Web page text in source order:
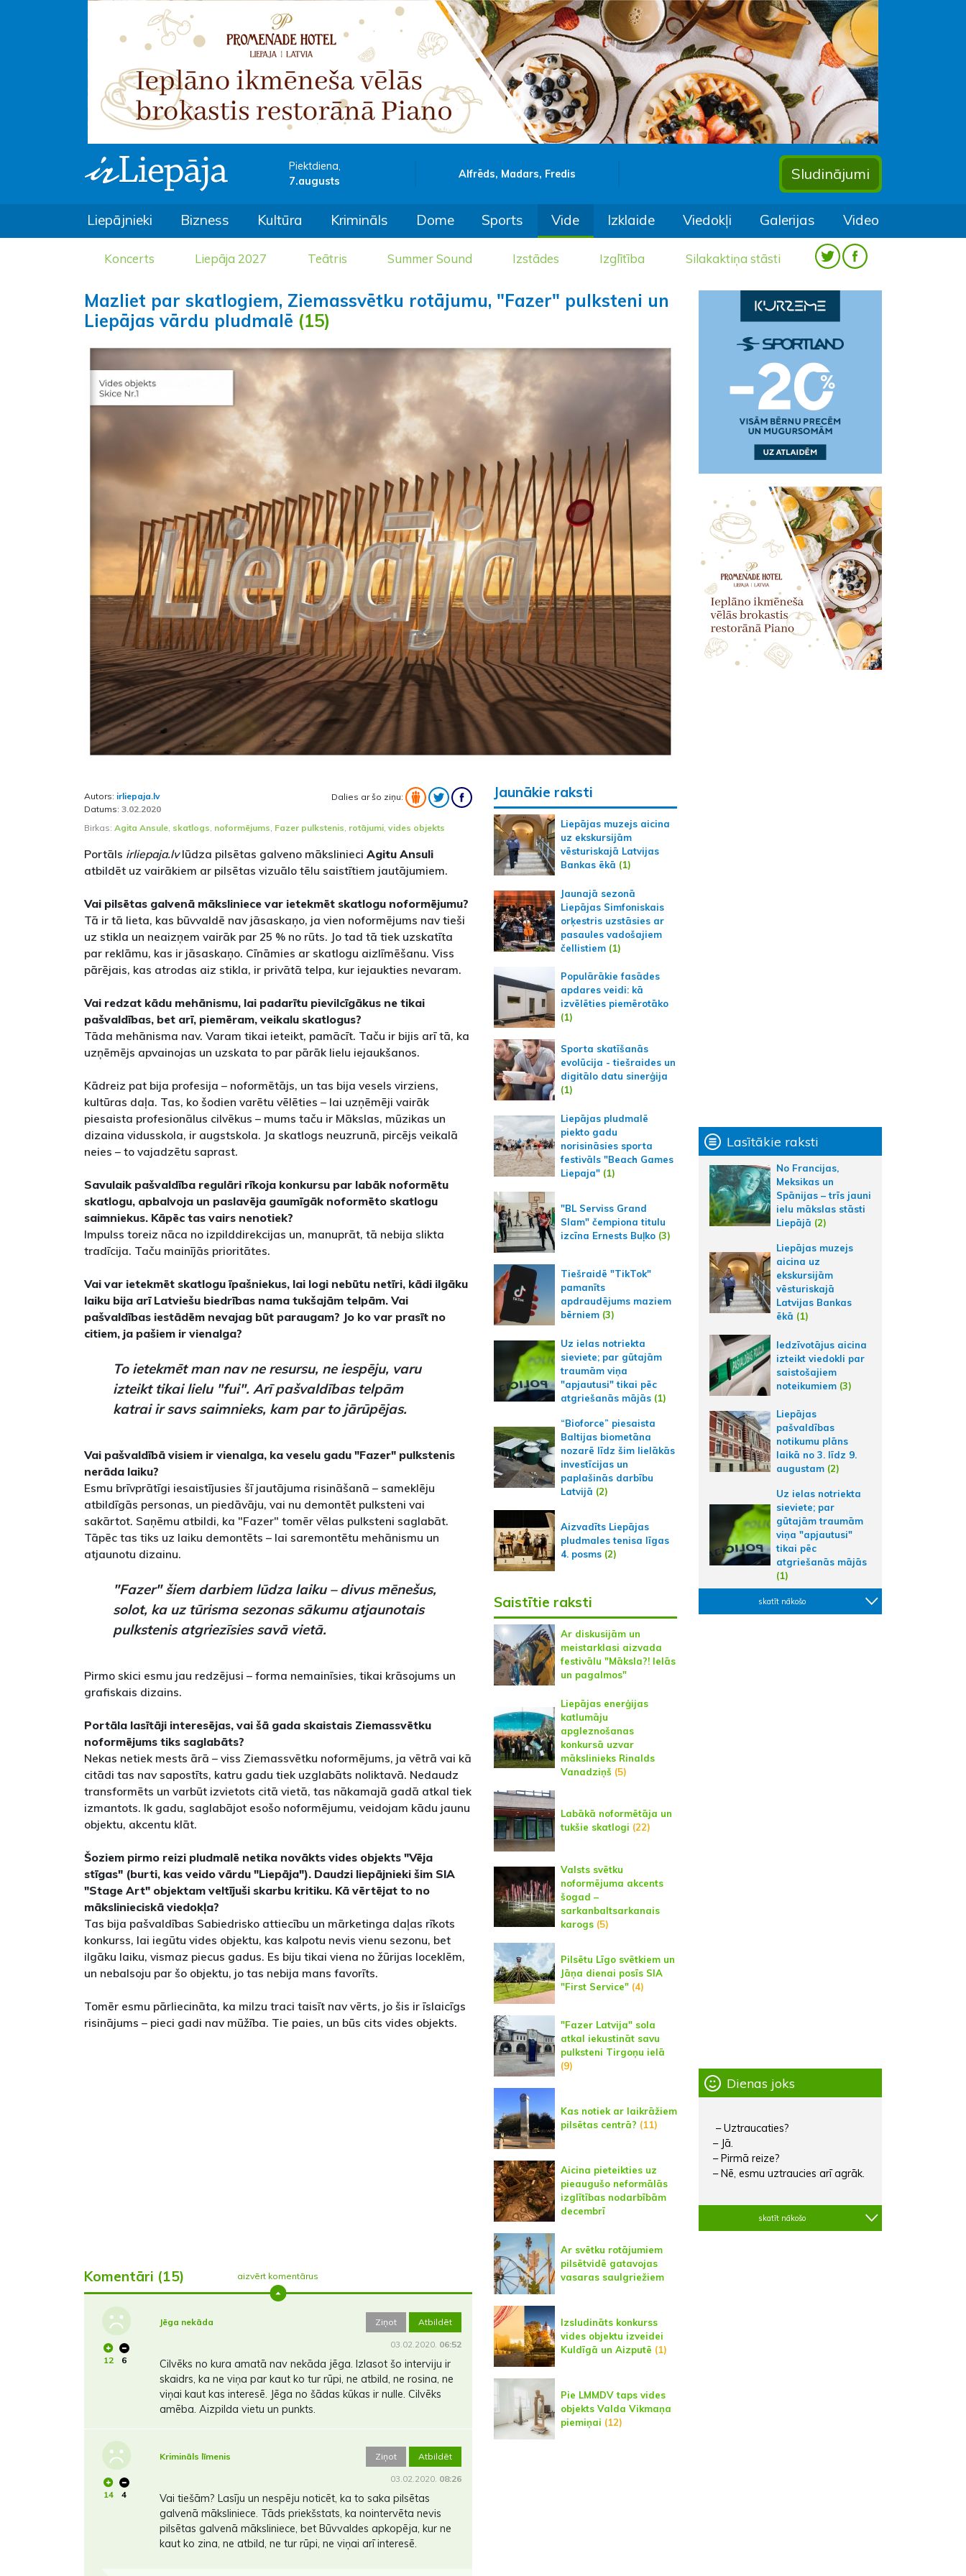
Piektdiena,
7.augusts
Alfrēds, Madars, Fredis Sludinājumi
Liepājnieki Bizness Kultūra Krimināls Dome Sports Vide Izklaide Viedokļi Galerijas Video
Koncerts Liepāja 2027 Teātris Summer Sound Izstādes Izglītība Silakaktiņa stāsti
Mazliet par skatlogiem, Ziemassvētku rotājumu, "Fazer" pulksteni un
Liepājas vārdu pludmalē (15)
Autors: irliepaja.lv
Datums: 3.02.2020
Dalies ar šo ziņu:
Birkas: Agita Ansule skatlogs noformējums Fazer pulkstenis rotājumi vides objekts
Portāls irliepaja.lvlūdza pilsētas galveno mākslinieci Agitu Ansuli
atbildēt uz vairākiem ar pilsētas vizuālo tēlu saistītiem jautājumiem.
Vai pilsētas galvenā māksliniece var ietekmēt skatlogu noformējumu?
Tā ir tā lieta, kas būvvaldē nav jāsaskaņo, ja vien noformējums nav tieši
uz stikla un neaizņem vairāk par 25 % no rūts. Jo tad tā tiek uzskatīta
par reklāmu, kas ir jāsaskaņo. Cīnāmies ar skatlogu aizlīmēšanu. Viss
pārējais, kas atrodas aiz stikla, ir privātā telpa, kur iejaukties nevaram.
Vai redzat kādu mehānismu, lai padarītu pievilcīgākus ne tikai
pašvaldības, bet arī, piemēram, veikalu skatlogus?
Tāda mehānisma nav. Varam tikai ieteikt, pamācīt. Taču ir bijis arī tā, ka
uzņēmējs apvainojas un uzskata to par pārāk lielu iejaukšanos.
Kādreiz pat bija profesija – noformētājs, un tas bija vesels virziens,
kultūras daļa. Tas, ko šodien varētu vēlēties – lai uzņēmēji vairāk
piesaista profesionālus cilvēkus – mums taču ir Mākslas, mūzikas un
dizaina vidusskola, ir augstskola. Ja skatlogs neuzrunā, pircējs veikalā
neies – to vajadzētu saprast.
Savulaik pašvaldība regulāri rīkoja konkursu par labāk noformētu
skatlogu, apbalvoja un paslavēja gaumīgāk noformēto skatlogu
saimniekus. Kāpēc tas vairs nenotiek?
Impulss toreiz nāca no izpilddirekcijas un, manuprāt, tā nebija slikta
tradīcija. Taču mainījās prioritātes.
Vai var ietekmēt skatlogu īpašniekus, lai logi nebūtu netīri, kādi ilgāku
laiku bija arī Latviešu biedrības nama tukšajām telpām. Vai
pašvaldības iestādēm nevajag būt paraugam? Jo ko var prasīt no
citiem, ja pašiem ir vienalga?
To ietekmēt man nav ne resursu, ne iespēju, varu
izteikt tikai lielu "fui". Arī pašvaldības telpām
katrai ir savs saimnieks, kam par to jārūpējas.
Vai pašvaldībā visiem ir vienalga, ka veselu gadu "Fazer" pulkstenis
nerāda laiku?
Esmu brīvprātīgi iesaistījusies šī jautājuma risināšanā – sameklēju
atbildīgās personas, un piedāvāju, vai nu demontēt pulksteni vai
sakārtot. Saņēmu atbildi, ka "Fazer" tomēr vēlas pulksteni saglabāt.
Tāpēc tas tiks uz laiku demontēts – lai saremontētu mehānismu un
atjaunotu dizainu.
"Fazer" šiem darbiem lūdza laiku – divus mēnešus,
solot, ka uz tūrisma sezonas sākumu atjaunotais
pulkstenis atgriezīsies savā vietā.
Pirmo skici esmu jau redzējusi – forma nemainīsies, tikai krāsojums un
grafiskais dizains.
Portāla lasītāji interesējas, vai šā gada skaistais Ziemassvētku
noformējums tiks saglabāts?
Nekas netiek mests ārā – viss Ziemassvētku noformējums, ja vētrā vai kā
citādi tas nav sapostīts, katru gadu tiek uzglabāts noliktavā. Nedaudz
transformēts un varbūt izvietots citā vietā, tas nākamajā gadā atkal tiek
izmantots. Ik gadu, saglabājot esošo noformējumu, veidojam kādu jaunu
objektu, akcentu klāt.
Šoziem pirmo reizi pludmalē netika novākts vides objekts "Vēja
stīgas" (burti, kas veido vārdu "Liepāja"). Daudzi liepājnieki šim SIA
"Stage Art" objektam veltījuši skarbu kritiku. Kā vērtējat to no
mākslinieciskā viedokļa?
Tas bija pašvaldības Sabiedrisko attiecību un mārketinga daļas rīkots
konkurss, lai iegūtu vides objektu, kas kalpotu nevis vienu sezonu, bet
ilgāku laiku, vismaz piecus gadus. Es biju tikai viena no žūrijas loceklēm,
un nebalsoju par šo objektu, jo tas nebija mans favorīts.
Tomēr esmu pārliecināta, ka milzu traci taisīt nav vērts, jo šis ir īslaicīgs
risinājums – pieci gadi nav mūžība. Tie paies, un būs cits vides objekts.
Komentāri (15) aizvērt komentārus
12 6
Jēga nekāda Ziņot Atbildēt
03.02.2020. 06:52
Cilvēks no kura amatā nav nekāda jēga. Izlasot šo interviju ir
skaidrs, ka ne viņa par kaut ko tur rūpi, ne atbild, ne rosina, ne
viņai kaut kas interesē. Jēga no šādas kūkas ir nulle. Cilvēks
amēba. Aizpilda vietu un punkts.
14 4
Krimināls līmenis Ziņot Atbildēt
03.02.2020. 08:26
Vai tiešām? Lasīju un nespēju noticēt, ka to saka pilsētas
galvenā māksliniece. Tāds priekšstats, ka nointervēta nevis
pilsētas galvenā māksliniece, bet Būvvaldes apkopēja, kur ne
kaut ko zina, ne atbild, ne tur rūpi, ne viņai arī interesē.
Jaunākie raksti
Liepājas muzejs aicina
uz ekskursijām
vēsturiskajā Latvijas
Bankas ēkā (1)
Jaunajā sezonā
Liepājas Simfoniskais
orķestris uzstāsies ar
pasaules vadošajiem
čellistiem(1)
Populārākie fasādes
apdares veidi: kā
izvēlēties piemērotāko
(1)
Sporta skatīšanās
evolūcija - tiešraides un
digitālo datu sinerģija
(1)
Liepājas pludmalē
piekto gadu
norisināsies sporta
festivāls "Beach Games
Liepaja"(1)
"BL Serviss Grand
Slam" čempiona titulu
izcīna Ernests Buļko(3)
Tiešraidē "TikTok"
pamanīts
apdraudējums maziem
bērniem(3)
Uz ielas notriekta
sieviete; par gūtajām
traumām viņa
"apjautusi" tikai pēc
atgriešanās mājās(1)
“Bioforce” piesaista
Baltijas biometāna
nozarē līdz šim lielākās
investīcijas un
paplašinās darbību
Latvijā (2)
Aizvadīts Liepājas
pludmales tenisa līgas
4. posms(2)
Saistītie raksti
Ar diskusijām un
meistarklasi aizvada
festivālu "Māksla?! Ielās
un pagalmos"
Liepājas enerģijas
katlumāju
apgleznošanas
konkursā uzvar
mākslinieks Rinalds
Vanadziņš (5)
Labākā noformētāja un
tukšie skatlogi (22)
Valsts svētku
noformējuma akcents
šogad –
sarkanbaltsarkanais
karogs(5)
Pilsētu Līgo svētkiem un
Jāņa dienai posīs SIA
"First Service"(4)
"Fazer Latvija" sola
atkal iekustināt savu
pulksteni Tirgoņu ielā
(9)
Kas notiek ar laikrāžiem
pilsētas centrā? (11)
Aicina pieteikties uz
pieaugušo neformālās
izglītības nodarbībām
decembrī
Ar svētku rotājumiem
pilsētvidē gatavojas
vasaras saulgriežiem
Izsludināts konkurss
vides objektu izveidei
Kuldīgā un Aizputē (1)
Pie LMMDV taps vides
objekts Valda Vikmaņa
piemiņai (12)
Lasītākie raksti
No Francijas,
Meksikas un
Spānijas – trīs jauni
ielu mākslas stāsti
Liepājā (2)
Liepājas muzejs
aicina uz
ekskursijām
vēsturiskajā
Latvijas Bankas
ēkā (1)
Iedzīvotājus aicina
izteikt viedokli par
saistošajiem
noteikumiem (3)
Liepājas
pašvaldības
notikumu plāns
laikā no 3. līdz 9.
augustam (2)
Uz ielas notriekta
sieviete; par
gūtajām traumām
viņa "apjautusi"
tikai pēc
atgriešanās mājās
(1)
skatīt nākošo
Dienas joks
– Uztraucaties?
– Jā.
– Pirmā reize?
– Nē, esmu uztraucies arī agrāk.
skatīt nākošo